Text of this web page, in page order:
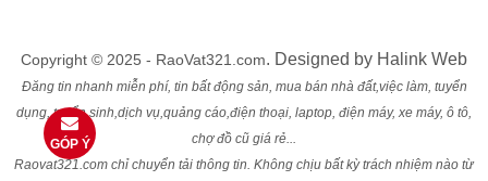
Copyright © 2025 - RaoVat321.com. Designed by Halink Web
Đăng tin nhanh miễn phí, tin bất động sản, mua bán nhà đất,việc làm, tuyển
dụng, tuyển sinh,dịch vụ,quảng cáo,điện thoại, laptop, điện máy, xe máy, ô tô,
chợ đồ cũ giá rẻ...
Raovat321.com chỉ chuyển tải thông tin. Không chịu bất kỳ trách nhiệm nào từ
GÓP Ý